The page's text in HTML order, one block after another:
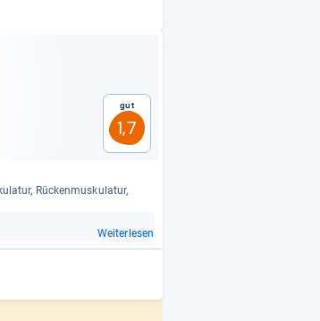
Gut
1,7
Rücken­mus­ku­la­tur,
Weiterlesen